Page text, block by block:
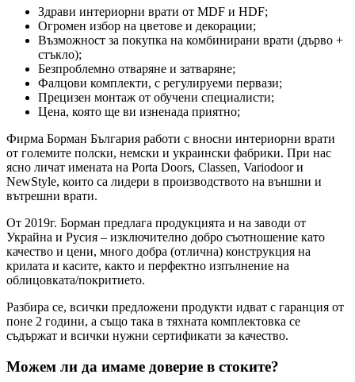
Здрави интериорни врати от MDF и HDF;
Огромен избор на цветове и декорации;
Възможност за покупка на комбинирани врати (дърво +
стъкло);
Безпроблемно отваряне и затваряне;
Фалцови комплекти, с регулируеми первази;
Прецизен монтаж от обучени специалисти;
Цена, която ще ви изненада приятно;
Фирма Борман България работи с вносни интериорни врати
от големите полски, немски и украински фабрики. При нас
ясно личат имената на Porta Doors, Classen, Variodoor и
NewStyle, които са лидери в производството на външни и
вътрешни врати.
От 2019г. Борман предлага продукцията и на заводи от
Украйна и Русия – изключително добро съотношение като
качество и цени, много добра (отлична) конструкция на
крилата и касите, както и перфектно изпълнение на
облицовката/покритието.
Разбира се, всички предложени продукти идват с гаранция от
поне 2 години, а също така в тяхната комплектовка се
съдържат и всички нужни сертификати за качество.
Можем ли да имаме доверие в стоките?